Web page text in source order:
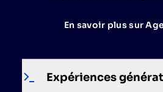
En savoir plus sur
Expériences